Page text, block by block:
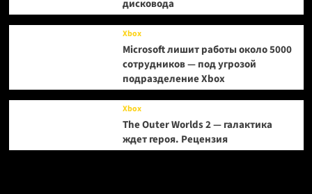
дисковода
Xbox
Microsoft лишит работы около 5000
сотрудников — под угрозой
подразделение Xbox
Xbox
The Outer Worlds 2 — галактика
ждет героя. Рецензия